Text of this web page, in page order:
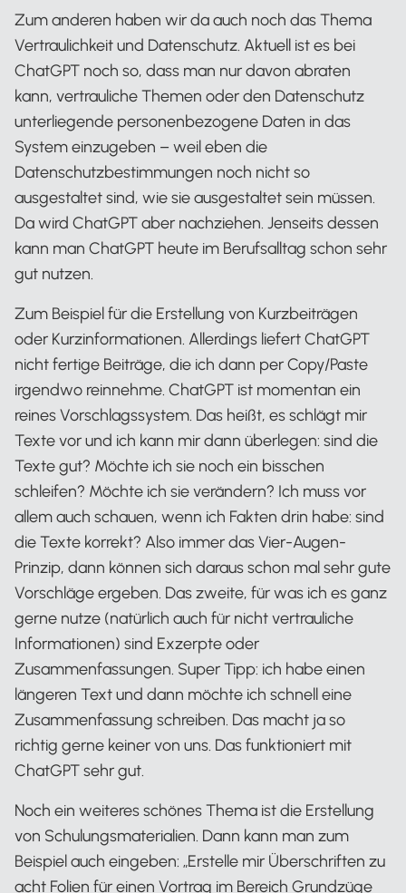
Zum anderen haben wir da auch noch das Thema
Vertraulichkeit und Datenschutz. Aktuell ist es bei
ChatGPT noch so, dass man nur davon abraten
kann, vertrauliche Themen oder den Datenschutz
unterliegende personenbezogene Daten in das
System einzugeben – weil eben die
Datenschutzbestimmungen noch nicht so
ausgestaltet sind, wie sie ausgestaltet sein müssen.
Da wird ChatGPT aber nachziehen. Jenseits dessen
kann man ChatGPT heute im Berufsalltag schon sehr
gut nutzen.
Zum Beispiel für die Erstellung von Kurzbeiträgen
oder Kurzinformationen. Allerdings liefert ChatGPT
nicht fertige Beiträge, die ich dann per Copy/Paste
irgendwo reinnehme. ChatGPT ist momentan ein
reines Vorschlagssystem. Das heißt, es schlägt mir
Texte vor und ich kann mir dann überlegen: sind die
Texte gut? Möchte ich sie noch ein bisschen
schleifen? Möchte ich sie verändern? Ich muss vor
allem auch schauen, wenn ich Fakten drin habe: sind
die Texte korrekt? Also immer das Vier-Augen-
Prinzip, dann können sich daraus schon mal sehr gute
Vorschläge ergeben. Das zweite, für was ich es ganz
gerne nutze (natürlich auch für nicht vertrauliche
Informationen) sind Exzerpte oder
Zusammenfassungen. Super Tipp: ich habe einen
längeren Text und dann möchte ich schnell eine
Zusammenfassung schreiben. Das macht ja so
richtig gerne keiner von uns. Das funktioniert mit
ChatGPT sehr gut.
Noch ein weiteres schönes Thema ist die Erstellung
von Schulungsmaterialien. Dann kann man zum
Beispiel auch eingeben: „Erstelle mir Überschriften zu
acht Folien für einen Vortrag im Bereich Grundzüge